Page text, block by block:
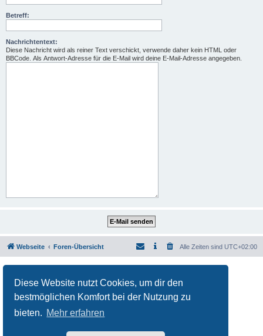
Diese Website nutzt Cookies, um dir den
bestmöglichen Komfort bei der Nutzung zu
bieten. Mehr erfahren
Betreff:
Nachrichtentext:
Diese Nachricht wird als reiner Text verschickt, verwende daher kein HTML oder
BBCode. Als Antwort-Adresse für die E-Mail wird deine E-Mail-Adresse angegeben.
Webseite Foren-Übersicht Alle Zeiten sind UTC+02:00
Deutsche Übersetzung durchphpBB.de
Nutzungsbedingungen